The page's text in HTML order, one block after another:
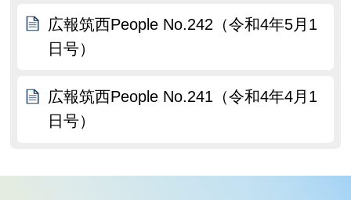
広報筑西People No.242（令和4年5月1
日号）
広報筑西People No.241（令和4年4月1
日号）